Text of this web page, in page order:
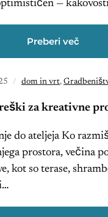
—
Preberi več
dom in vrt,
za kreativne
do ateljeja Ko
prostora, večina
kot so terase,